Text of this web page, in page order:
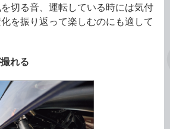
切る音、運転している時には気付
を振り返って楽しむのにも適して
れる